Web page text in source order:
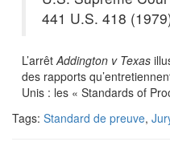
441 U.S. 418
L’arrêtAddington v Texas
des rapports
Unis : les « Standards of
Tags: Standard de preuve,